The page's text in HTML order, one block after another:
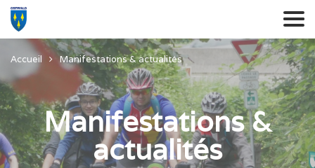
Accueil Manifestations & actualités
Manifestations &
actualités